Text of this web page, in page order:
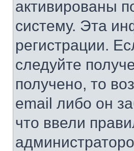
активированы
систему. Эта
регистрации.
следуйте
получено, то
email либо он
что ввели